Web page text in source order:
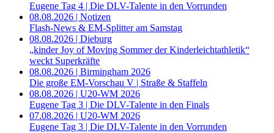
Eugene Tag 4 | Die DLV-Talente in den Vorrunden
08.08.2026 | Notizen
Flash-News & EM-Splitter am Samstag
08.08.2026 | Dieburg
„kinder Joy of Moving Sommer der Kinderleichtathletik“
weckt Superkräfte
08.08.2026 | Birmingham 2026
Die große EM-Vorschau V | Straße & Staffeln
08.08.2026 | U20-WM 2026
Eugene Tag 3 | Die DLV-Talente in den Finals
07.08.2026 | U20-WM 2026
Eugene Tag 3 | Die DLV-Talente in den Vorrunden